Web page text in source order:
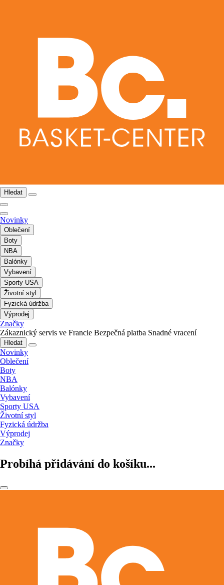
Hledat
Novinky
Oblečení
Boty
NBA
Balónky
Vybavení
Sporty USA
Životní styl
Fyzická údržba
Výprodej
Značky
Zákaznický servis ve Francie Bezpečná platba Snadné vracení
Hledat
Novinky
Oblečení
Boty
NBA
Balónky
Vybavení
Sporty USA
Životní styl
Fyzická údržba
Výprodej
Značky
Probíhá přidávání do košíku...